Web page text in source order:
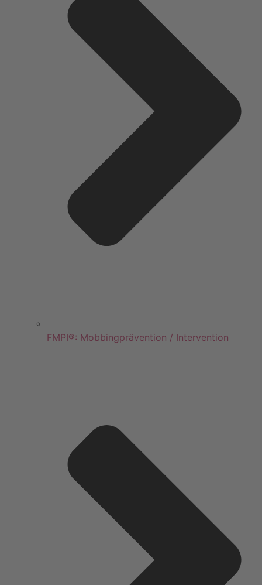
FMPI®: Mobbingprävention / Intervention